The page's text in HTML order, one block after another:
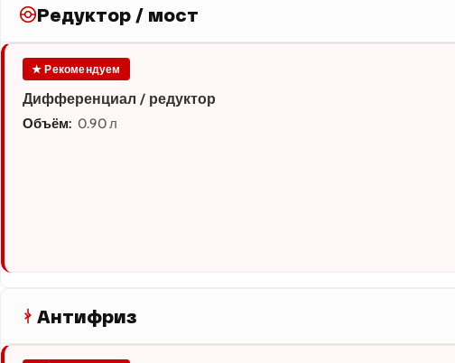
Редуктор / мост
★ Рекомендуем
Дифференциал / редуктор
Объём: 0.90 л
Антифриз